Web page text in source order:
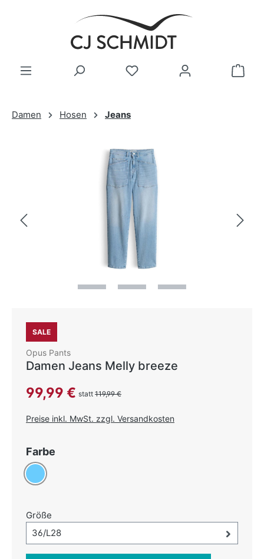
Zum Hauptinhalt springen
Damen Hosen Jeans
Bildergalerie überspringen
SALE
Opus Pants
Damen Jeans Melly breeze
Verkaufspreis:
99,99 € statt 119,99 €
Preise inkl. MwSt. zzgl. Versandkosten
Farbe
Hellblau
Größe
Größe-Auswahl öffnen, aktuell ausgewählt:
36/L28